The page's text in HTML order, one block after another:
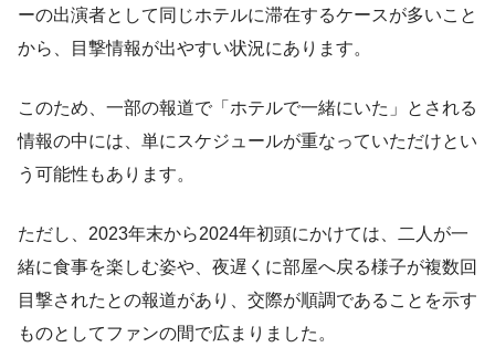
ーの出演者として同じホテルに滞在するケースが多いこと
から、目撃情報が出やすい状況にあります。
このため、一部の報道で「ホテルで一緒にいた」とされる
情報の中には、単にスケジュールが重なっていただけとい
う可能性もあります。
ただし、2023年末から2024年初頭にかけては、二人が一
緒に食事を楽しむ姿や、夜遅くに部屋へ戻る様子が複数回
目撃されたとの報道があり、交際が順調であることを示す
ものとしてファンの間で広まりました。